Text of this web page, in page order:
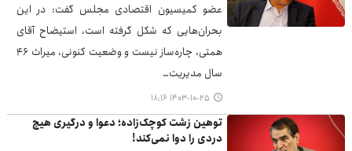
عضو کمیسیون اقتصادی مجلس گفت: در این
بحران‌هایی که شکل گرفته است، استیضاح آقای
همتی، چاره‌ساز نیست و وضعیت کنونی، میراث ۴۶
سال مدیریت…
۱۴۰۳-۱۰-۲۵ ۱۸:۱۶
توهین زشت کوچک‌زاده؛ دعوا و درگیری هیچ
دردی را دوا نمی‌کند!